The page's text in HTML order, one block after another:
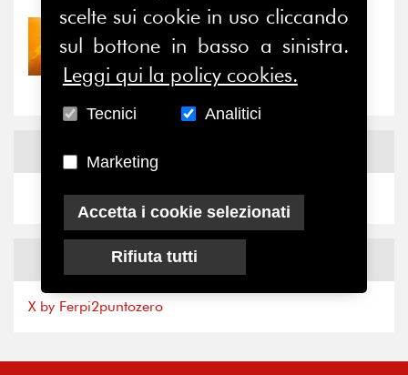
30/07/2026
Nove anni dopo la
“grande cecità”: la...
News
News
X by Ferpi2puntozero
scelte sui cookie in uso cliccando
sul bottone in basso a sinistra.
Leggi qui la policy cookies.
Tecnici Analitici
Marketing
Accetta i cookie selezionati
Rifiuta tutti